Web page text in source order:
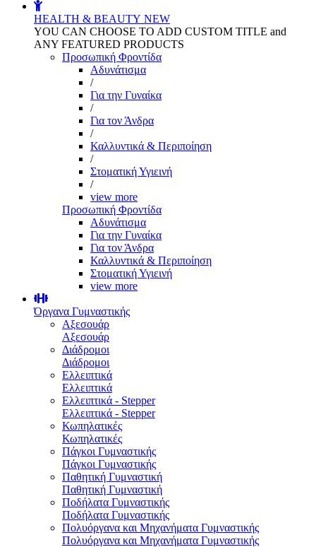
HEALTH & BEAUTY NEW
YOU CAN CHOOSE TO ADD CUSTOM TITLE and
ANY FEATURED PRODUCTS
Προσωπική Φροντίδα
Αδυνάτισμα
/
Για την Γυναίκα
/
Για τον Άνδρα
/
Καλλυντικά & Περιποίηση
/
Στοματική Υγιεινή
/
view more
Προσωπική Φροντίδα
Αδυνάτισμα
Για την Γυναίκα
Για τον Άνδρα
Καλλυντικά & Περιποίηση
Στοματική Υγιεινή
view more
Όργανα Γυμναστικής
Αξεσουάρ
Αξεσουάρ
Διάδρομοι
Διάδρομοι
Ελλειπτικά
Ελλειπτικά
Ελλειπτικά - Stepper
Ελλειπτικά - Stepper
Κωπηλατικές
Κωπηλατικές
Πάγκοι Γυμναστικής
Πάγκοι Γυμναστικής
Παθητική Γυμναστική
Παθητική Γυμναστική
Ποδήλατα Γυμναστικής
Ποδήλατα Γυμναστικής
Πολυόργανα και Μηχανήματα Γυμναστικής
Πολυόργανα και Μηχανήματα Γυμναστικής